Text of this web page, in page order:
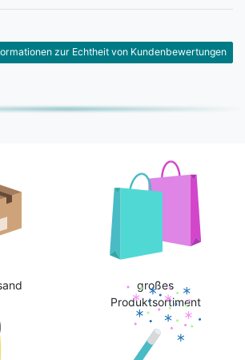
zur Echtheit von Kundenbewertungen
großes
Produktsortiment